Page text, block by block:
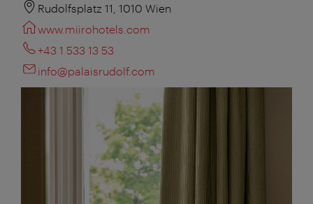
Rudolfsplatz 11, 1010 Wien
www.miirohotels.com
+43 1 533 13 53
info@palaisrudolf.com